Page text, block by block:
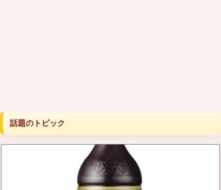
話題のトピック